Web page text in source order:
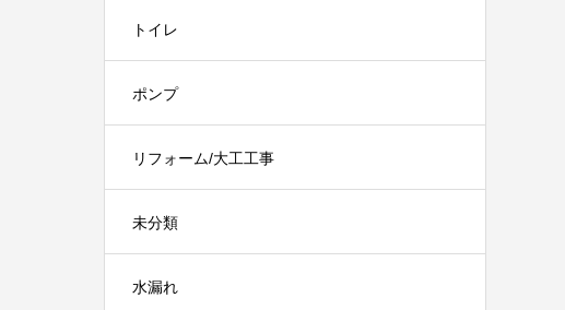
トイレ
ポンプ
リフォーム/大工工事
未分類
水漏れ